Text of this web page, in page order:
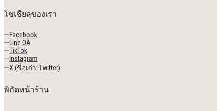
โซเชียลของเรา
—Facebook
— Line OA
—TikTok
— Instagram
—X (ชื่อเก่า: Twitter)
พิกัดหน้าร้าน